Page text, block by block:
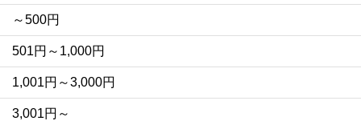
～500円
501円～1,000円
1,001円～3,000円
3,001円～